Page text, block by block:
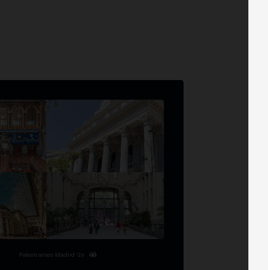
Palestrantes Madrid '26